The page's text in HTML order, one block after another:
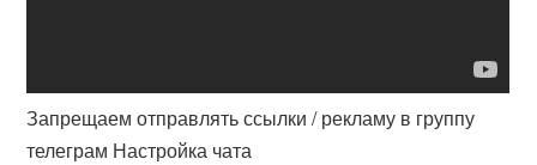
Запрещаем отправлять ссылки / рекламу в группу
телеграм Настройка чата